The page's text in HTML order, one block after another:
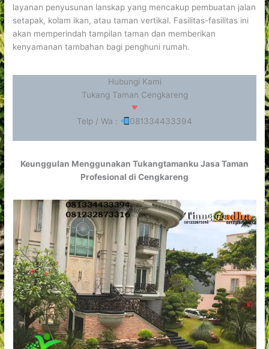
layanan penyusunan lanskap yang mencakup pembuatan jalan
setapak, kolam ikan, atau taman vertikal. Fasilitas-fasilitas ini
akan memperindah tampilan taman dan memberikan
kenyamanan tambahan bagi penghuni rumah.
Hubungi Kami
Tukang Taman Cengkareng
Telp / Wa : 081334433394
Keunggulan Menggunakan Tukangtamanku Jasa Taman
Profesional di Cengkareng